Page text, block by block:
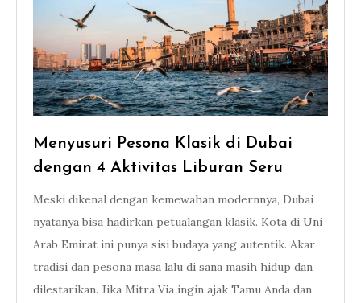
Menyusuri Pesona Klasik di Dubai
dengan 4 Aktivitas Liburan Seru
Meski dikenal dengan kemewahan modernnya, Dubai
nyatanya bisa hadirkan petualangan klasik. Kota di Uni
Arab Emirat ini punya sisi budaya yang autentik. Akar
tradisi dan pesona masa lalu di sana masih hidup dan
dilestarikan. Jika Mitra Via ingin ajak Tamu Anda dan